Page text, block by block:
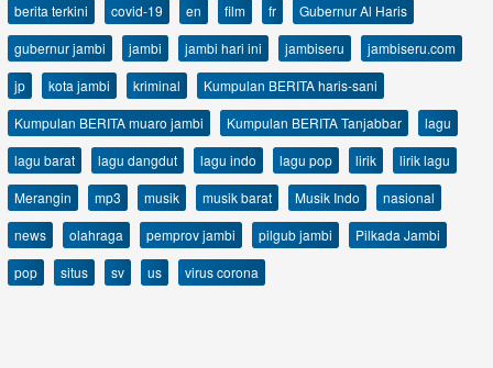
berita terkini
covid-19 en film fr
Gubernur Al Haris
gubernur jambi
jambi jambi hari ini jambiseru
jambiseru.com
jp
kota jambi kriminal
Kumpulan BERITA haris-sani
Kumpulan BERITA muaro jambi
Kumpulan BERITA Tanjabbar
lagu
lagu barat
lagu dangdut lagu indo lagu pop lirik
lirik lagu
Merangin
mp3 musik musik barat Musik Indo
nasional
news
olahraga pemprov jambi pilgub jambi
Pilkada Jambi
pop
situs sv us virus corona